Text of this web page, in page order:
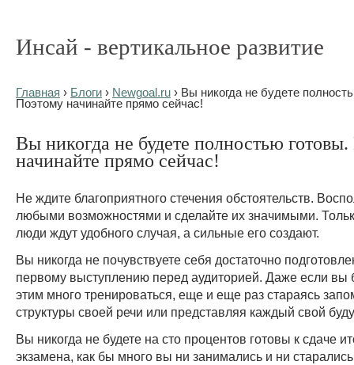
Инсай - вертикальное развитие
Главная › Блоги › Newgoal.ru › Вы никогда не будете
Поэтому начинайте прямо сейчас!
Вы никогда не будете полностью
начинайте прямо сейчас!
Не ждите благоприятного стечения обстоятельств.
любыми возможностями и сделайте их значимыми.
люди ждут удобного случая, а сильные его создают.
Вы никогда не почувствуете себя достаточно
первому выступлению перед аудиторией. Даже если вы
этим много тренироваться, еще и еще раз стараясь
структуры своей речи или представляя каждый свой
Вы никогда не будете на сто процентов готовы к сдаче
экзамена, как бы много вы ни занимались и ни